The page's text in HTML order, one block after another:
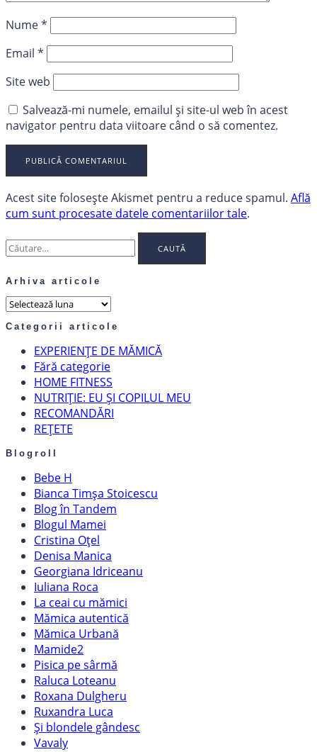
Nume*
Email *
Site web
Salvează-mi numele, emailul și site-ul web în acest
navigator pentru data viitoare când o să comentez.
Acest site folosește Akismet pentru a reduce spamul. Află
cum sunt procesate datele comentariilor tale.
Caută
după:
Arhiva articole
Arhiva
Categorii articole
EXPERIENȚE DE MĂMICĂ
Fără categorie
HOME FITNESS
NUTRIȚIE: EU ȘI COPILUL MEU
RECOMANDĂRI
REȚETE
Blogroll
Bebe H
Bianca Timșa Stoicescu
Blog în Tandem
Blogul Mamei
Cristina Oțel
Denisa Manica
Georgiana Idriceanu
Iuliana Roca
La ceai cu mămici
Mămica autentică
Mămica Urbană
Mamide2
Pisica pe sârmă
Raluca Loteanu
Roxana Dulgheru
Ruxandra Luca
Și blondele gândesc
Vavaly